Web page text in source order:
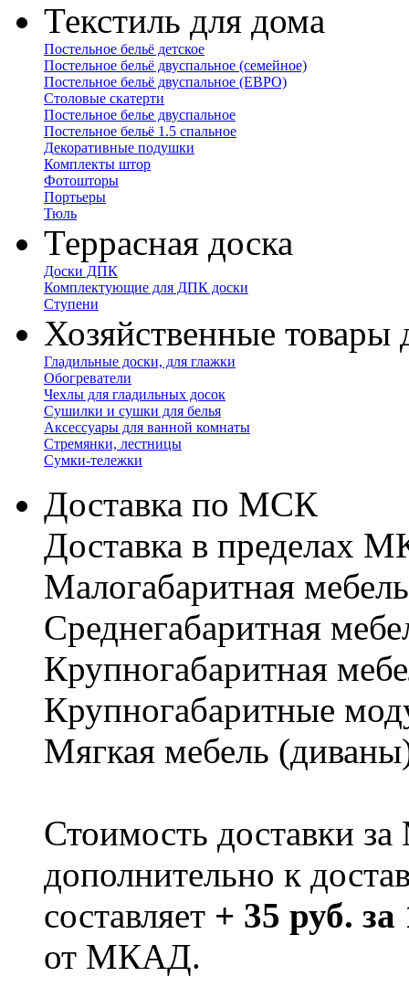
Текстиль для дома
Постельное бельё детское
Постельное бельё двуспальное (семейное)
Постельное бельё двуспальное (ЕВРО)
Столовые скатерти
Постельное белье двуспальное
Постельное бельё 1.5 спальное
Декоративные подушки
Комплекты штор
Фотошторы
Портьеры
Тюль
Террасная доска
Доски ДПК
Комплектующие для ДПК доски
Ступени
Хозяйственные товары
Гладильные доски, для глажки
Обогреватели
Чехлы для гладильных досок
Сушилки и сушки для белья
Аксессуары для ванной комнаты
Стремянки, лестницы
Сумки-тележки
Доставка по МСК
Доставка в пределах
Малогабаритная
Cреднегабаритная
Крупногабаритная
Крупногабаритные
Мягкая мебель
Стоимость доставки
дополнительно к
составляет + 35 руб.
от МКАД.